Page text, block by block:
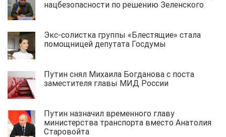
нацбезопасности по решению Зеленского
Экс-солистка группы «Блестящие» стала
помощницей депутата Госдумы
Путин снял Михаила Богданова с поста
заместителя главы МИД России
Путин назначил временного главу
министерства транспорта вместо Анатолия
Старовойта